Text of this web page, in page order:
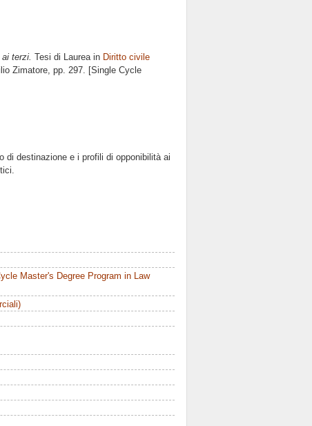
terzi. Tesi di Laurea in Diritto civile
Zimatore, pp. 297. [Single Cycle
di destinazione e i profili di opponibilità ai
Master's Degree Program in Law